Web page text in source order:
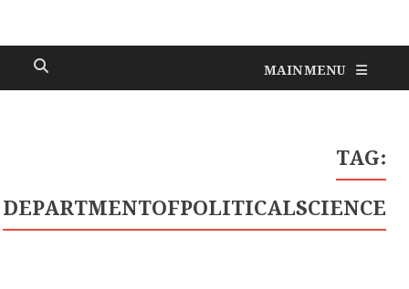
MAIN MENU
TAG:
DEPARTMENTOFPOLITICALSCIENCE